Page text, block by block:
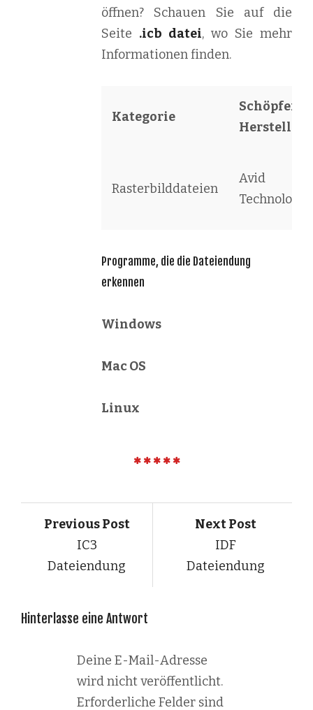
öffnen? Schauen Sie auf die
Seite .icb datei, wo Sie mehr
Informationen finden.
Kategorie
Schöpfer /
Hersteller
Rasterbilddateien
Avid
Technology
Programme, die die Dateiendung
erkennen
Windows
Mac OS
Linux
Previous Post
IC3
Dateiendung
Next Post
IDF
Dateiendung
Hinterlasse eine Antwort
Deine E-Mail-Adresse
wird nicht veröffentlicht.
Erforderliche Felder sind